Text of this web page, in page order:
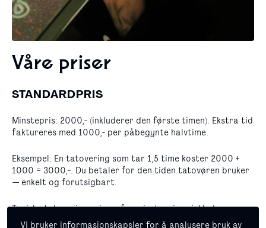
Vi bruker informasjonskapsler for å analysere bruk av
Våre priser
STANDARDPRIS
Minstepris: 2000,- (inkluderer den første timen). Ekstra tid
faktureres med 1000,- per påbegynte halvtime.
Eksempel: En tatovering som tar 1,5 time koster 2000 +
1000 = 3000,-. Du betaler for den tiden tatovøren bruker
— enkelt og forutsigbart.
Typiske tatoveringer innenfor minsteprisen inkluderer
datoer, navn, små symboler og enkle fine line-motiver.